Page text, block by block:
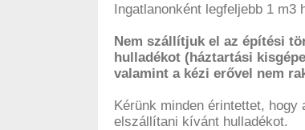
Ingatlanonként legfeljebb 1
Nem szállítjuk el az építési
hulladékot (háztartási
valamint a kézi erővel nem
Kérünk minden érintettet,
elszállítani kívánt hulladékot.